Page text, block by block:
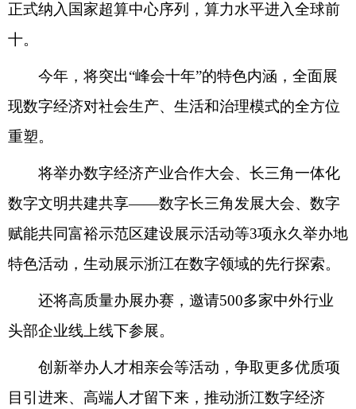
正式纳入国家超算中心序列，算力水平进入全球前
十。
今年，将突出“峰会十年”的特色内涵，全面展
现数字经济对社会生产、生活和治理模式的全方位
重塑。
将举办数字经济产业合作大会、长三角一体化
数字文明共建共享——数字长三角发展大会、数字
赋能共同富裕示范区建设展示活动等3项永久举办地
特色活动，生动展示浙江在数字领域的先行探索。
还将高质量办展办赛，邀请500多家中外行业
头部企业线上线下参展。
创新举办人才相亲会等活动，争取更多优质项
目引进来、高端人才留下来，推动浙江数字经济